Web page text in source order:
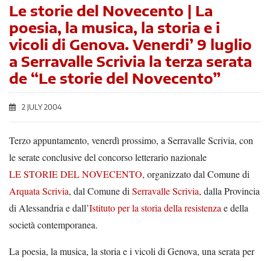
Le storie del Novecento | La
poesia, la musica, la storia e i
vicoli di Genova. Venerdi’ 9 luglio
a Serravalle Scrivia la terza serata
de “Le storie del Novecento”
2 JULY 2004
Terzo appuntamento, venerdì prossimo, a Serravalle Scrivia, con
le serate conclusive del concorso letterario nazionale
LE STORIE DEL NOVECENTO, organizzato dal Comune di
Arquata Scrivia, dal Comune diSerravalle Scrivia, dalla Provincia
di Alessandria e dall’Istituto per la storia della resistenzae della
società contemporanea.
La poesia, la musica, la storia e i vicoli di Genova, una serata per